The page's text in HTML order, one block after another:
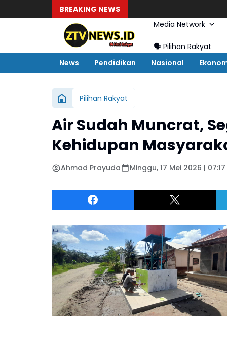
BREAKING NEWS
Media Network
🗣️ Pilihan Rakyat
News
Pendidikan Nasional
Pilihan Rakyat
Air Sudah Muncrat,
Kehidupan
Ahmad Prayuda Minggu, 17 Mei 2026 | 07:17